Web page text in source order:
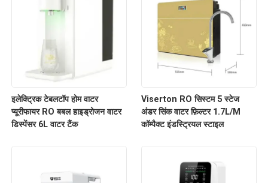
इलेक्ट्रिक टेबलटॉप होम वाटर
प्यूरीफायर RO बबल हाइड्रोजन वाटर
डिस्पेंसर 6L वाटर टैंक
Viserton RO सिस्टम 5 स्टेज
अंडर सिंक वाटर फ़िल्टर 1.7L/M
कॉम्पैक्ट इंडस्ट्रियल स्टाइल